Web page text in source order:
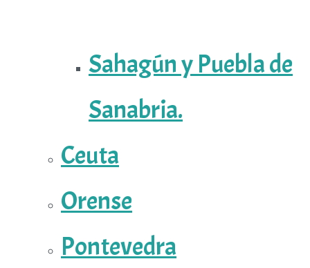
Sahagún y Puebla de
Sanabria.
Ceuta
Orense
Pontevedra